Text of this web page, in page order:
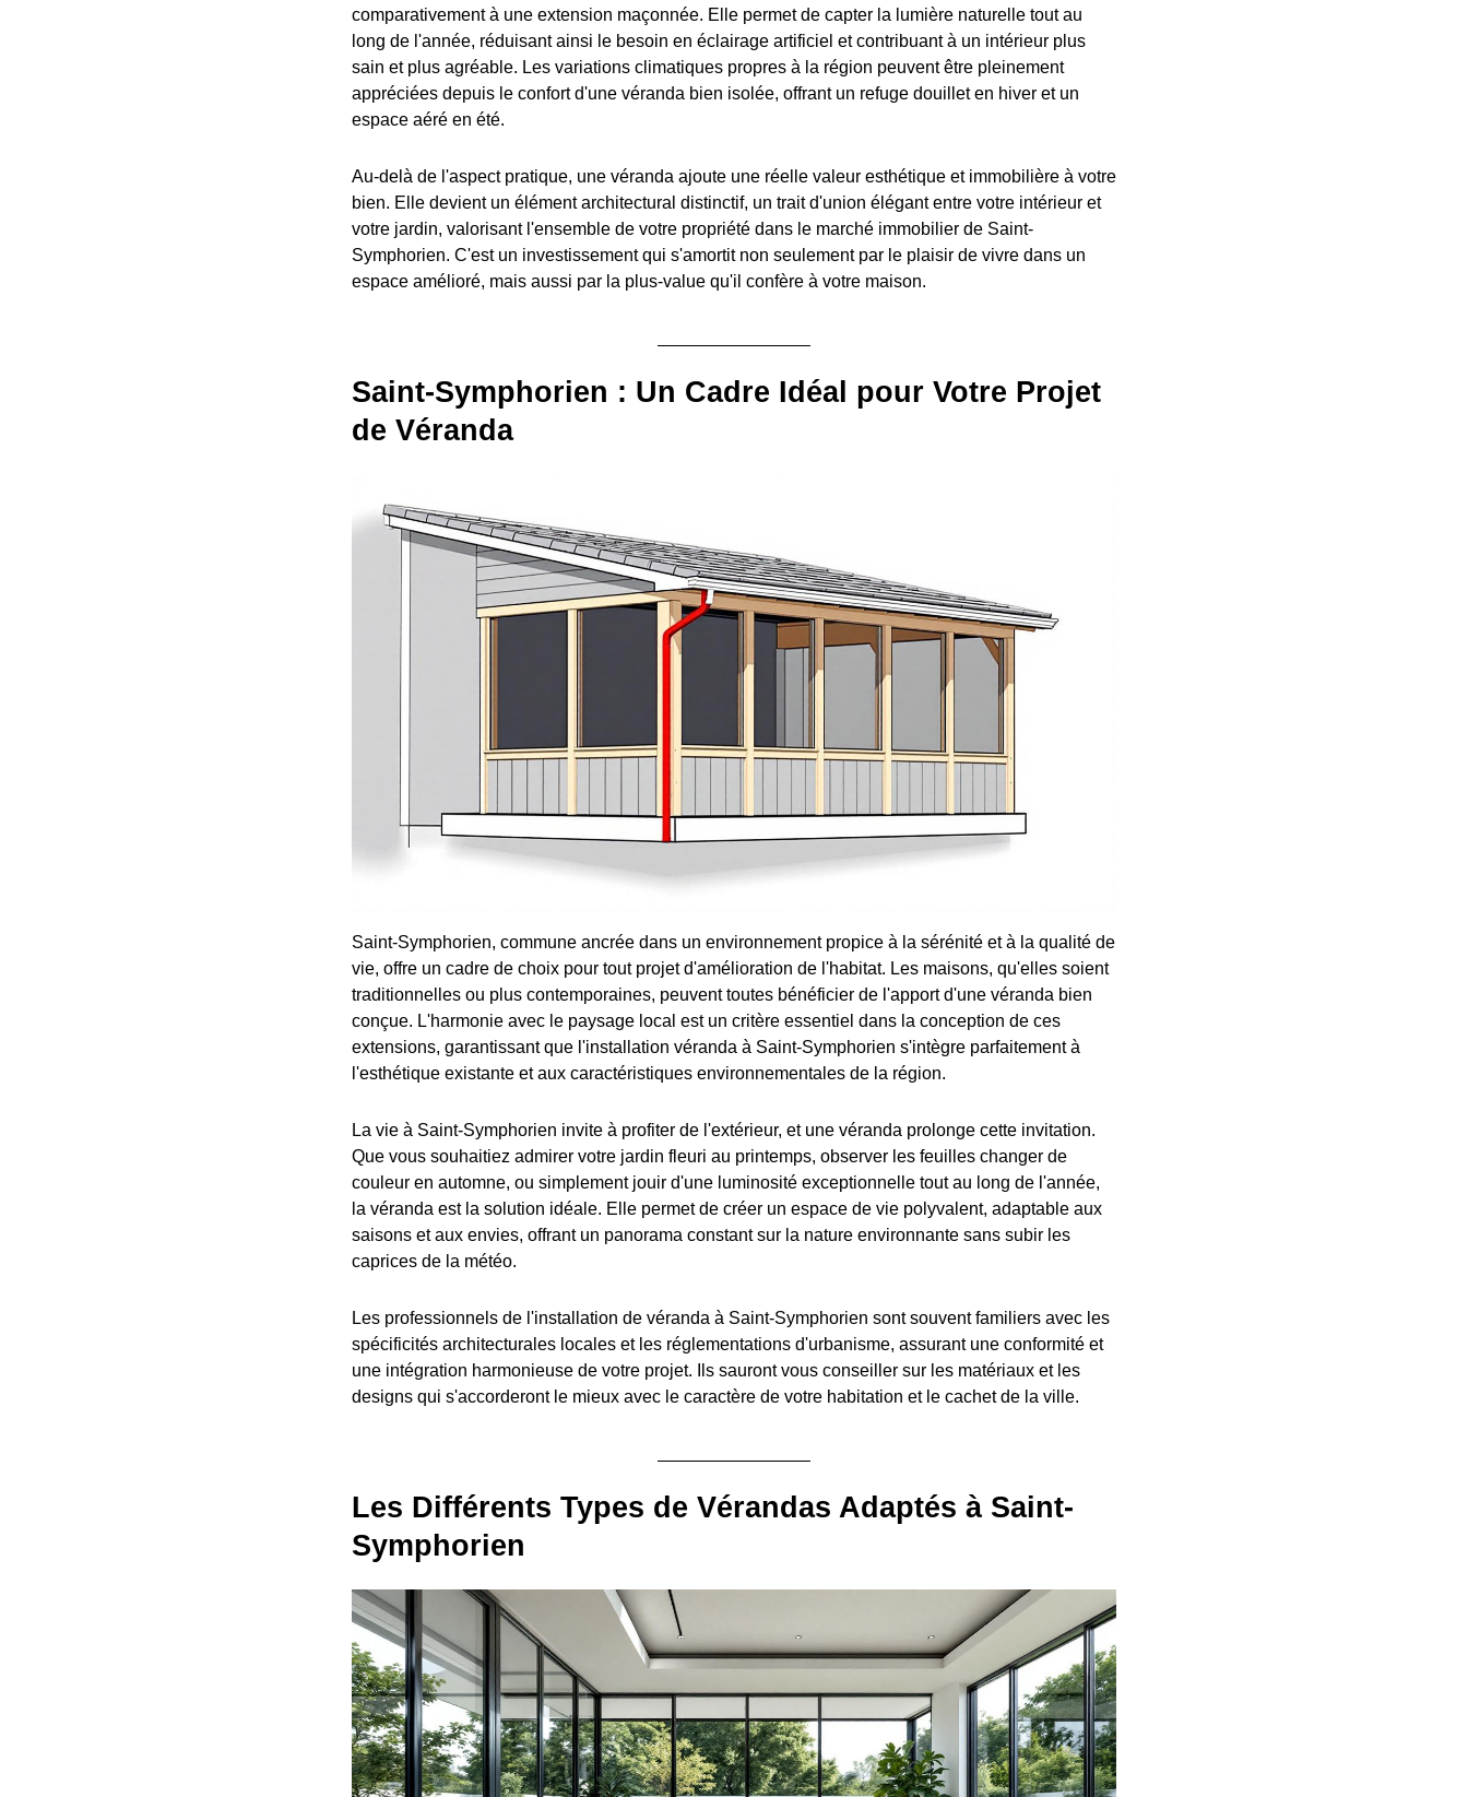
comparativement à une extension maçonnée. Elle permet de capter la lumière naturelle tout au
long de l'année, réduisant ainsi le besoin en éclairage artificiel et contribuant à un intérieur plus
sain et plus agréable. Les variations climatiques propres à la région peuvent être pleinement
appréciées depuis le confort d'une véranda bien isolée, offrant un refuge douillet en hiver et un
espace aéré en été.
Au-delà de l'aspect pratique, une véranda ajoute une réelle valeur esthétique et immobilière à votre
bien. Elle devient un élément architectural distinctif, un trait d'union élégant entre votre intérieur et
votre jardin, valorisant l'ensemble de votre propriété dans le marché immobilier de Saint-
Symphorien. C'est un investissement qui s'amortit non seulement par le plaisir de vivre dans un
espace amélioré, mais aussi par la plus-value qu'il confère à votre maison.
Saint-Symphorien : Un Cadre Idéal pour Votre Projet
de Véranda
Saint-Symphorien, commune ancrée dans un environnement propice à la sérénité et à la qualité de
vie, offre un cadre de choix pour tout projet d'amélioration de l'habitat. Les maisons, qu'elles soient
traditionnelles ou plus contemporaines, peuvent toutes bénéficier de l'apport d'une véranda bien
conçue. L'harmonie avec le paysage local est un critère essentiel dans la conception de ces
extensions, garantissant que l'installation véranda à Saint-Symphorien s'intègre parfaitement à
l'esthétique existante et aux caractéristiques environnementales de la région.
La vie à Saint-Symphorien invite à profiter de l'extérieur, et une véranda prolonge cette invitation.
Que vous souhaitiez admirer votre jardin fleuri au printemps, observer les feuilles changer de
couleur en automne, ou simplement jouir d'une luminosité exceptionnelle tout au long de l'année,
la véranda est la solution idéale. Elle permet de créer un espace de vie polyvalent, adaptable aux
saisons et aux envies, offrant un panorama constant sur la nature environnante sans subir les
caprices de la météo.
Les professionnels de l'installation de véranda à Saint-Symphorien sont souvent familiers avec les
spécificités architecturales locales et les réglementations d'urbanisme, assurant une conformité et
une intégration harmonieuse de votre projet. Ils sauront vous conseiller sur les matériaux et les
designs qui s'accorderont le mieux avec le caractère de votre habitation et le cachet de la ville.
Les Différents Types de Vérandas Adaptés à Saint-
Symphorien